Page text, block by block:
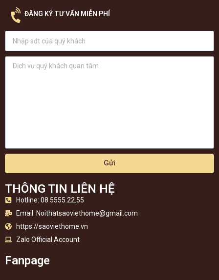
ĐĂNG KÝ TƯ VẤN MIỄN PHÍ
Gửi
THÔNG TIN LIÊN HỆ
Hotline: 08.5555.22.55
Email: Noithatsaoviethome@gmail.com
https://saoviethome.vn
Zalo Official Account
Fanpage